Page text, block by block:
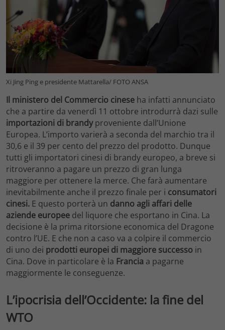
Xi Jing Ping e presidente Mattarella/ FOTO ANSA
Il ministero del Commercio cinese ha infatti annunciato
che a partire da venerdì 11 ottobre introdurrà dazi sulle
importazioni di brandyproveniente dall’Unione
Europea. L’importo varierà a seconda del marchio tra il
30,6 e il 39 per cento del prezzo del prodotto. Dunque
tutti gli importatori cinesi di brandy europeo, a breve si
ritroveranno a pagare un prezzo di gran lunga
maggiore per ottenere la merce. Che farà aumentare
inevitabilmente anche il prezzo finale per i consumatori
cinesi. E questo porterà un danno agli affari delle
aziende europee del liquore che esportano in Cina. La
decisione è la prima ritorsione economica del Dragone
contro l’UE. E che non a caso va a colpire il commercio
di uno dei prodotti europei di maggiore successo in
Cina. Dove in particolare è la Francia a pagarne
maggiormente le conseguenze.
L’ipocrisia dell’Occidente: la fine del
WTO